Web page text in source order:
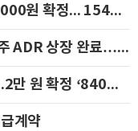
희망밴드 최상단 딜리셔스, 공모가 7000원 확정... 154억 규모 IPO 돌입
SK하이닉스, 나스닥에 1억7790만 주 ADR 상장 완료…29일 국내 추가 상장
자율주행 AI 스트라드비젼, 공모가 1.2만 원 확정 ‘840억 수혈’
계약